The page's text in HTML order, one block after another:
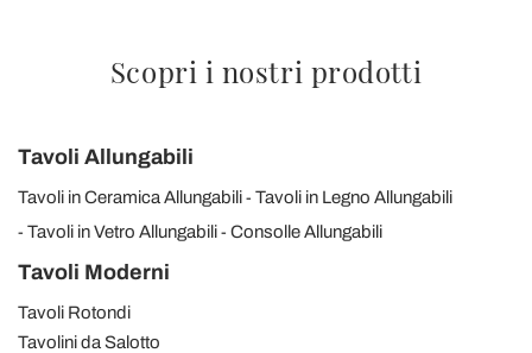
Scopri i nostri prodotti
Tavoli Allungabili
Tavoli in Ceramica Allungabili
Tavoli in Legno Allungabili
Tavoli in Vetro Allungabili
Consolle Allungabili
Tavoli Moderni
Tavoli Rotondi
Tavolini da Salotto